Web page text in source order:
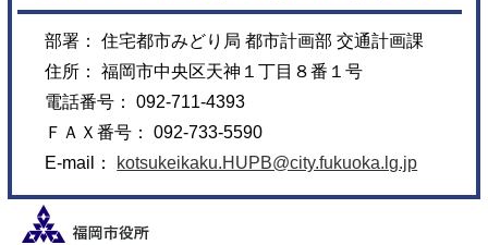
部署： 住宅都市みどり局 都市計画部 交通計画課
住所： 福岡市中央区天神１丁目８番１号
電話番号： 092-711-4393
ＦＡＸ番号： 092-733-5590
E-mail：
kotsukeikaku.HUPB@city.fukuoka.lg.jp